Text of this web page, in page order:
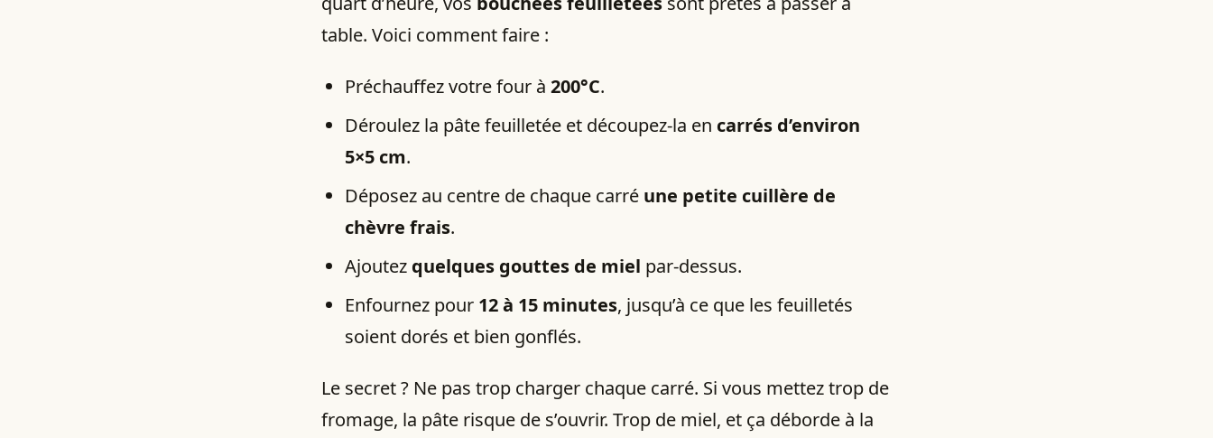
table. Voici comment faire :
Préchauffez votre four à 200°C.
Déroulez la pâte feuilletée et découpez-la en carrés d’environ
5×5 cm.
Déposez au centre de chaque carré une petite cuillère de
chèvre frais.
Ajoutez quelques gouttes de miel par-dessus.
Enfournez pour 12 à 15 minutes, jusqu’à ce que les feuilletés
soient dorés et bien gonflés.
Le secret ? Ne pas trop charger chaque carré. Si vous mettez trop de
fromage, la pâte risque de s’ouvrir. Trop de miel, et ça déborde à la